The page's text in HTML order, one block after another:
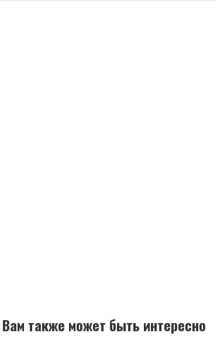
Вам также может быть интересно